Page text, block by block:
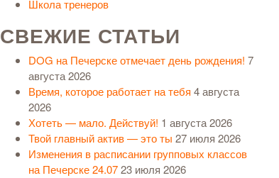
Школа тренеров
СВЕЖИЕ СТАТЬИ
DOG на Печерске отмечает день рождения! 7
августа 2026
Время, которое работает на тебя 4 августа
2026
Хотеть — мало. Действуй! 1 августа 2026
Твой главный актив — это ты 27 июля 2026
Изменения в расписании групповых классов
на Печерске 24.0723 июля 2026